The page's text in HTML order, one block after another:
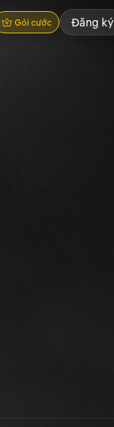
Gói cước Đăng ký